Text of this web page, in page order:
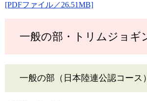
[PDFファイル／26.51MB]
一般の部・トリムジョギ
一般の部（日本陸連公認コース）